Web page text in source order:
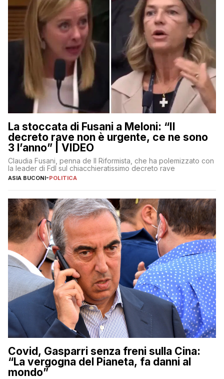
La stoccata di Fusani a Meloni: “Il
decreto rave non è urgente, ce ne sono
3 l’anno” | VIDEO
Claudia Fusani, penna de Il Riformista, che ha polemizzato con
la leader di FdI sul chiacchieratissimo decreto rave
ASIA BUCONI-POLITICA
Covid, Gasparri senza freni sulla Cina:
“La vergogna del Pianeta, fa danni al
mondo”